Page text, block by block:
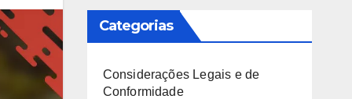
Categorias
Considerações Legais e de
Conformidade